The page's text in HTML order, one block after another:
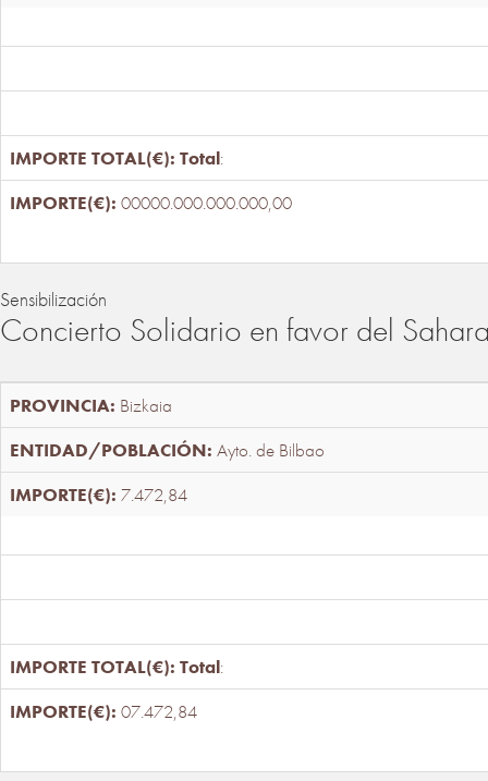
Total:
00000.000.000.000,00
Sensibilización
Concierto Solidario en favor del
Bizkaia
Ayto. de Bilbao
7.472,84
Total:
07.472,84